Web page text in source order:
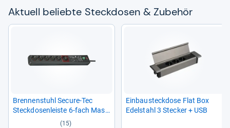
Redaktion von Testberichte.de
Aktu­ell beliebte Steck­do­sen & Zube­hör
Bren­nen­stuhl Secure-​Tec
Steck­do­sen­leiste 6-​fach Mas­
(15)
Ein­bau­steck­dose Flat Box
Edel­stahl 3 Ste­cker + USB